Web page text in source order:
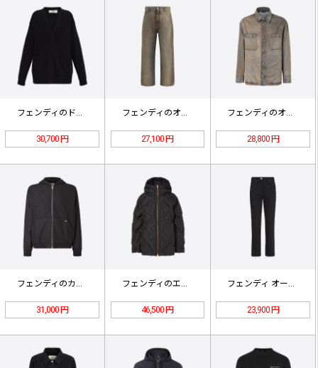
フェンディのドット柄Vネックニットカ…
30,700 円
フェンディのオーバーダイジーンズ
27,100 円
フェンディのオーバーダイデニムジャケ…
28,800 円
31,000 円 46,500 円 23,900 円